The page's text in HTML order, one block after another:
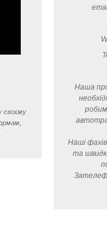
своєму
Наша
Наші
та